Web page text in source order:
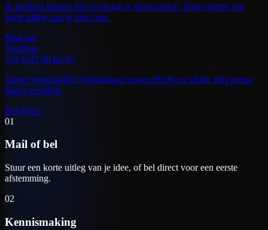
Ik probeer binnen één werkdag te antwoorden. Stuur gerust een
korte uitleg van je idee mee.
Mail me
Telefoon
+31 6 47 00 62 07
Liever even bellen? Werkdagen tussen 09:00 en 18:00. Bel gerust
onder werktijd.
Bel direct
01
Mail of bel
Stuur een korte uitleg van je idee, of bel direct voor een eerste
afstemming.
02
Kennismaking